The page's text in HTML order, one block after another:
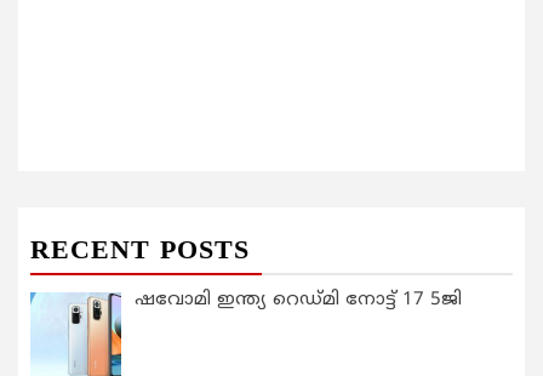
RECENT POSTS
ഷവോമി ഇന്ത്യ റെഡ്മി നോട്ട് 17 5ജി